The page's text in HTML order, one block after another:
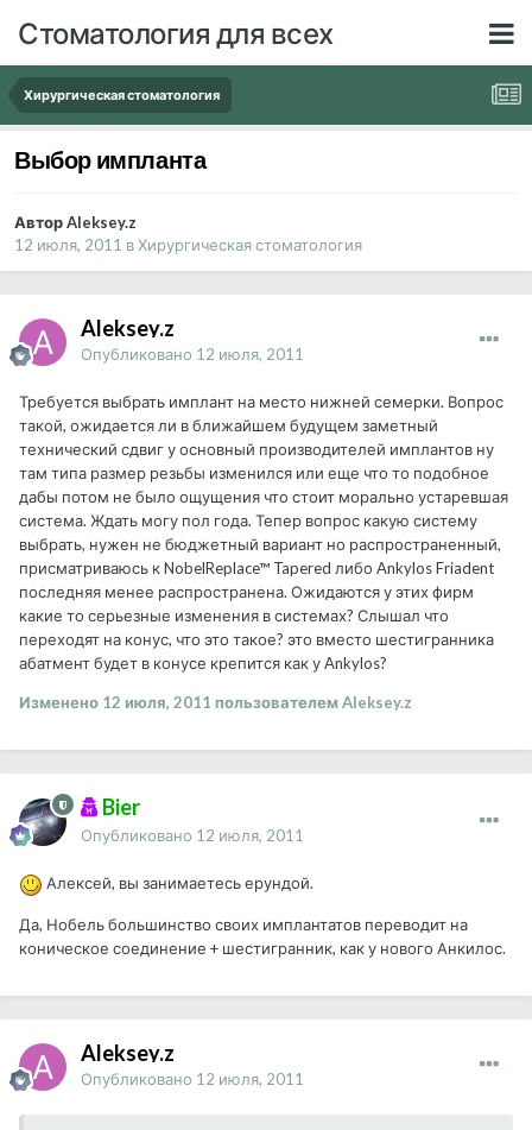
Стоматология для всех
Хирургическая стоматология
Выбор импланта
Автор Aleksey.z
12 июля, 2011 вХирургическая стоматология
Aleksey.z
Опубликовано 12 июля, 2011
Требуется выбрать имплант на место нижней семерки. Вопрос
такой, ожидается ли в ближайшем будущем заметный
технический сдвиг у основный производителей имплантов ну
там типа размер резьбы изменился или еще что то подобное
дабы потом не было ощущения что стоит морально устаревшая
система. Ждать могу пол года. Тепер вопрос какую систему
выбрать, нужен не бюджетный вариант но распространенный,
присматриваюсь к NobelReplace™ Tapered либо Ankylos Friadent
последняя менее распространена. Ожидаются у этих фирм
какие то серьезные изменения в системах? Слышал что
переходят на конус, что это такое? это вместо шестигранника
абатмент будет в конусе крепится как у Ankylos?
Изменено 12 июля, 2011 пользователем Aleksey.z
Bier
Опубликовано 12 июля, 2011
Алексей, вы занимаетесь ерундой.
Да, Нобель большинство своих имплантатов переводит на
коническое соединение + шестигранник, как у нового Анкилос.
Aleksey.z
Опубликовано 12 июля, 2011